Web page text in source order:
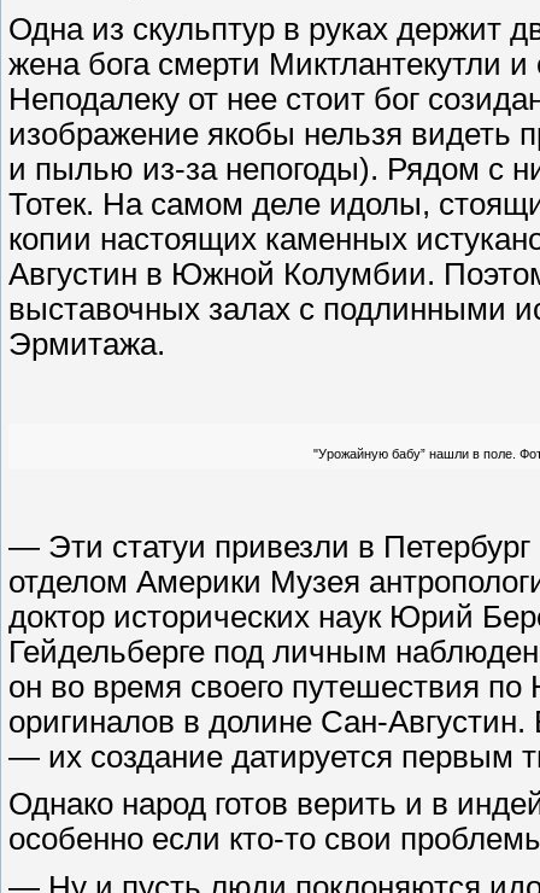
Одна из скульптур в руках держит
жена бога смерти Миктлантекутли
Неподалеку от нее стоит бог
изображение якобы нельзя видеть
и пылью из-за непогоды). Рядом с
Тотек. На самом деле идолы,
копии настоящих каменных
Августин в Южной Колумбии.
выставочных залах с подлинными
Эрмитажа.
"Урожайную бабу” нашли в поле.
— Эти статуи привезли в
отделом Америки Музея
доктор исторических наук Юрий
Гейдельберге под личным
он во время своего путешествия
оригиналов в долине Сан-
— их создание датируется первым
Однако народ готов верить и в
особенно если кто-то свои